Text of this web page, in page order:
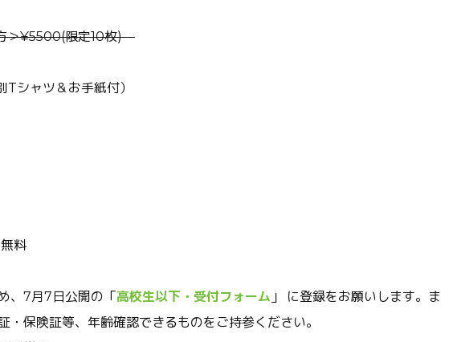
＞¥5500(限定10枚)
Tシャツ＆お手紙付）
無料
、7月7日公開の「高校生以下・受付フォーム 」 に登録をお願いします。ま
・保険証等、年齢確認できるものをご持参ください。